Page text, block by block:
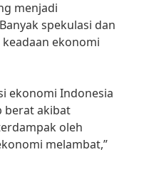
menjadi
spekulasi dan
ekonomi
ekonomi Indonesia
berat akibat
oleh
melambat,”